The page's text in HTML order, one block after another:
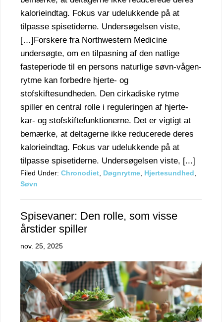
kalorieindtag. Fokus var udelukkende på at
tilpasse spisetiderne. Undersøgelsen viste,
[…]Forskere fra Northwestern Medicine
undersøgte, om en tilpasning af den natlige
fasteperiode til en persons naturlige søvn-vågen-
rytme kan forbedre hjerte- og
stofskiftesundheden. Den cirkadiske rytme
spiller en central rolle i reguleringen af hjerte-
kar- og stofskiftefunktionerne. Det er vigtigt at
bemærke, at deltagerne ikke reducerede deres
kalorieindtag. Fokus var udelukkende på at
tilpasse spisetiderne. Undersøgelsen viste, [...]
Filed Under: Chronodiet Døgnrytme Hjertesundhed
Søvn
Spisevaner: Den rolle, som visse
årstider spiller
nov. 25, 2025